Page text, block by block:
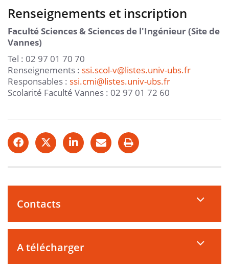
Renseignements et inscription
Faculté Sciences & Sciences de l'Ingénieur (Site de
Vannes)
Tel : 02 97 01 70 70
Renseignements : ssi.scol-v@listes.univ-ubs.fr
Responsables : ssi.cmi@listes.univ-ubs.fr
Scolarité Faculté Vannes : 02 97 01 72 60
Contacts
A télécharger